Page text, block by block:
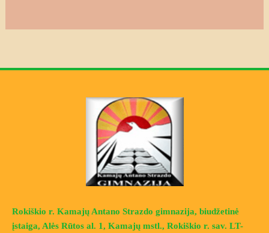
Rokiškio r. Kamajų Antano Strazdo gimnazija, biudžetinė
įstaiga, Alės Rūtos al. 1, Kamajų mstl., Rokiškio r. sav. LT-